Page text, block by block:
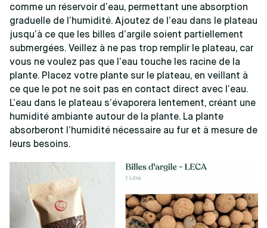
comme un réservoir d’eau, permettant une absorption
graduelle de l’humidité. Ajoutez de l’eau dans le plateau
jusqu’à ce que les billes d’argile soient partiellement
submergées. Veillez à ne pas trop remplir le plateau, car
vous ne voulez pas que l’eau touche les racine de la
plante. Placez votre plante sur le plateau, en veillant à
ce que le pot ne soit pas en contact direct avec l’eau.
L’eau dans le plateau s’évaporera lentement, créant une
humidité ambiante autour de la plante. La plante
absorberont l’humidité nécessaire au fur et à mesure de
leurs besoins.